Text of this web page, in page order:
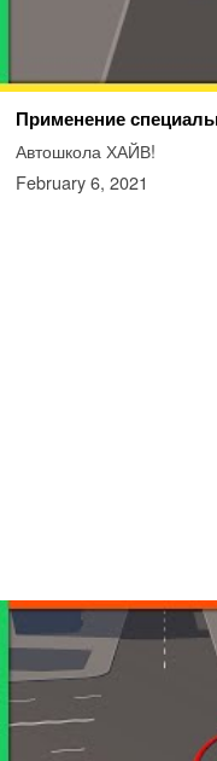
Применение
Автошкола ХАЙВ!
February 6, 2021